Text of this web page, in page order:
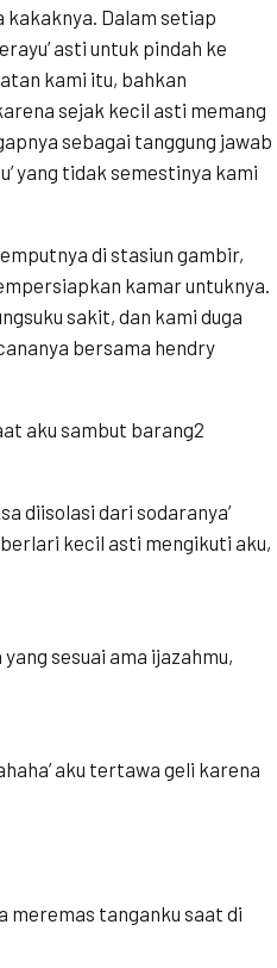
kakaknya. Dalam setiap
asti untuk pindah ke
kami itu, bahkan
sejak kecil asti memang
sebagai tanggung jawab
yang tidak semestinya kami
di stasiun gambir,
kamar untuknya.
sakit, dan kami duga
bersama hendry
aku sambut barang2
diisolasi dari sodaranya’
kecil asti mengikuti aku,
sesuai ama ijazahmu,
aku tertawa geli karena
meremas tanganku saat di